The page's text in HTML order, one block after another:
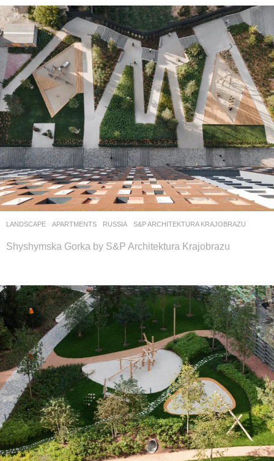
LANDSCAPE APARTMENTS RUSSIA S&P ARCHITEKTURA KRAJOBRAZU
Shyshymska Gorka by S&P Architektura Krajobrazu